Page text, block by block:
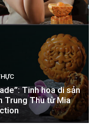
Tinh hoa di sản
Trung Thu từ Mia